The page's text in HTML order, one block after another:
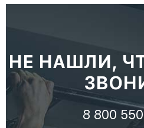
НЕ НАШЛИ,
8 800